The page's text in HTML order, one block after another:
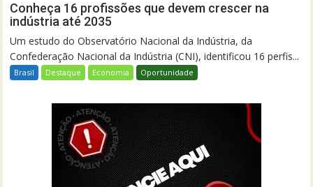
Conheça 16 profissões que devem crescer na
indústria até 2035
Um estudo do Observatório Nacional da Indústria, da
Confederação Nacional da Indústria (CNI), identificou 16 perfis...
Brasil Destaque Economia Oportunidade